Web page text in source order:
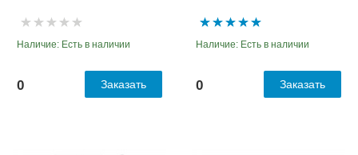
Наличие: Есть в наличии
0 Заказать
Наличие: Есть в наличии
0 Заказать